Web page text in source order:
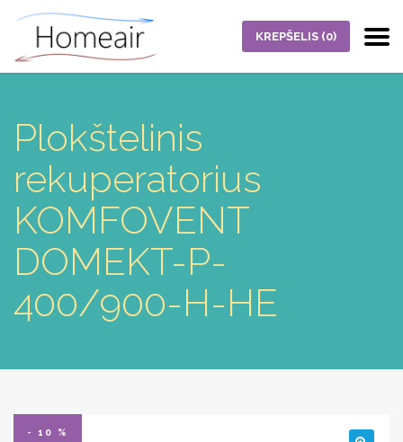
KREPŠELIS (0)
Plokštelinis
rekuperatorius
KOMFOVENT
DOMEKT-P-
400/900-H-HE
- 10 %